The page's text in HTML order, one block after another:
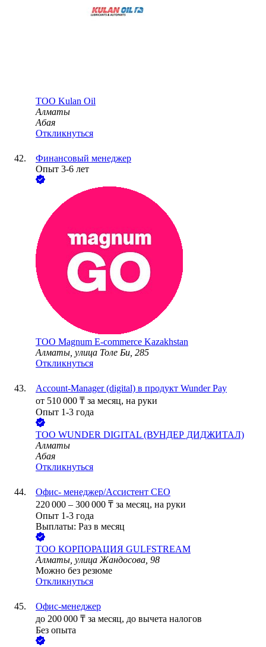
ТОО Kulan Oil
Алматы
Абая
Откликнуться
Финансовый менеджер
Опыт 3-6 лет
ТОО Magnum E-commerce Kazakhstan
Алматы, улица Толе Би, 285
Откликнуться
Account-Manager (digital) в продукт Wunder Pay
от 510 000 ₸ за месяц, на руки
Опыт 1-3 года
ТОО WUNDER DIGITAL (ВУНДЕР ДИДЖИТАЛ)
Алматы
Абая
Откликнуться
Офис- менеджер/Ассистент CEO
220 000 – 300 000 ₸ за месяц, на руки
Опыт 1-3 года
Выплаты: Раз в месяц
ТОО КОРПОРАЦИЯ GULFSTREAM
Алматы, улица Жандосова, 98
Можно без резюме
Откликнуться
Офис-менеджер
до 200 000 ₸ за месяц, до вычета налогов
Без опыта